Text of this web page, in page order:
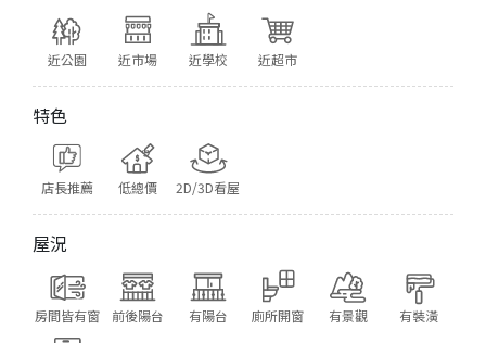
近公園 近市場 近學校 近超市
特色
店長推薦 低總價 2D/3D看屋
屋況
房間皆有窗 前後陽台 有陽台 廁所開窗 有景觀 有裝潢